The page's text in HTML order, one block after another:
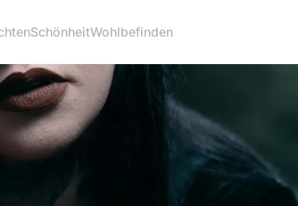
SchönheitWohlbefinden